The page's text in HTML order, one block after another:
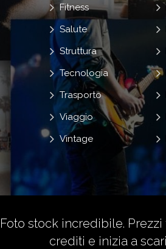
Fitness
Salute
Struttura
Tecnologia
Trasporto
Viaggio
Vintage
Foto stock incredibile. Prezzi
crediti e inizia a